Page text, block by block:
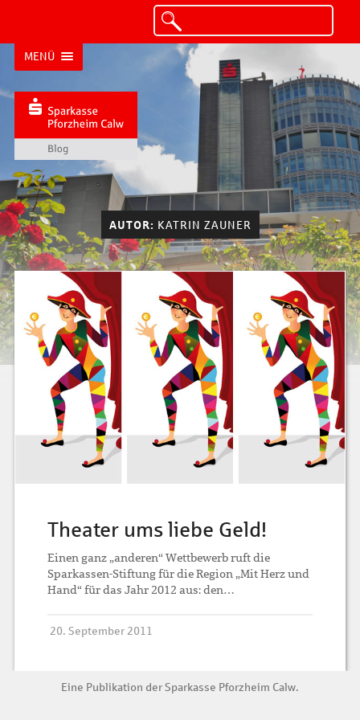
MENÜ
AUTOR: KATRIN ZAUNER
Theater ums liebe Geld!
Einen ganz „anderen“ Wettbewerb ruft die
Sparkassen-Stiftung für die Region „Mit Herz und
Hand“ für das Jahr 2012 aus: den…
20. September 2011
Eine Publikation derSparkasse Pforzheim Calw.